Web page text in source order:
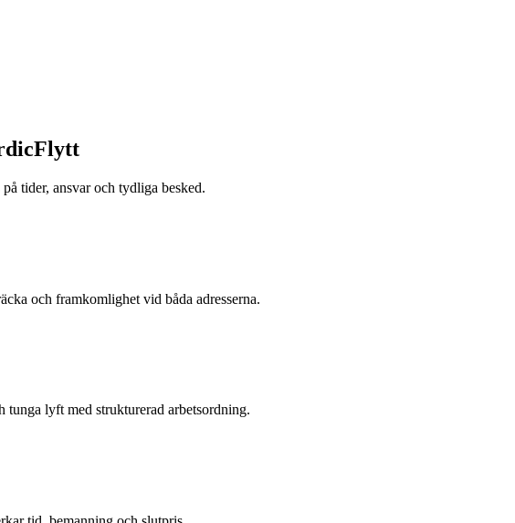
tider, ansvar och tydliga besked.
och framkomlighet vid båda adresserna.
tunga lyft med strukturerad arbetsordning.